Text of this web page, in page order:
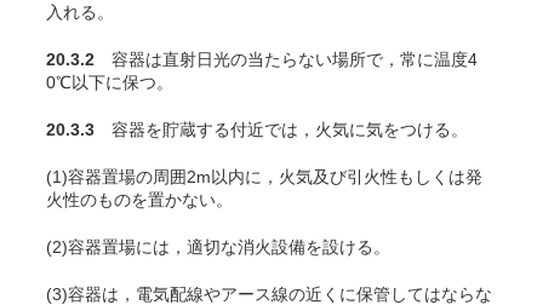
入れる。
20.3.2 容器は直射日光の当たらない場所で，常に温度4
0℃以下に保つ。
20.3.3 容器を貯蔵する付近では，火気に気をつける。
(1)容器置場の周囲2m以内に，火気及び引火性もしくは発
火性のものを置かない。
(2)容器置場には，適切な消火設備を設ける。
(3)容器は，電気配線やアース線の近くに保管してはならな